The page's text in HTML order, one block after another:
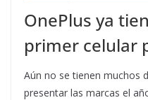
OnePlus ya
primer celular
Aún no se tienen muchos
presentar las marcas el